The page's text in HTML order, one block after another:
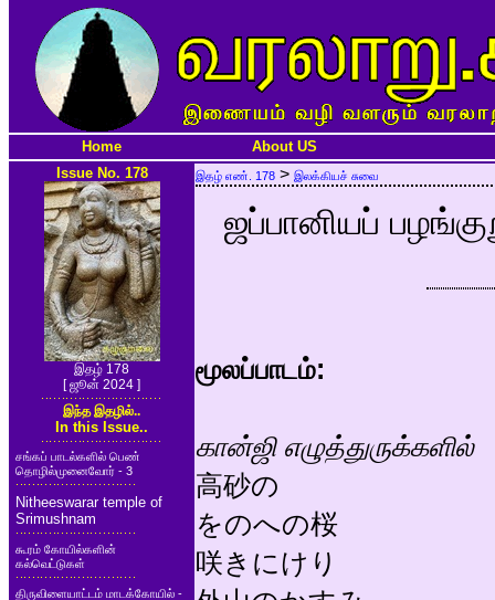
Home
About US
Issue No. 178
இதழ் 178
[ ஜூன் 2024 ]
இந்த இதழில்..
In this Issue..
சங்கப் பாடல்களில் பெண்
தொழில்முனைவோர் - 3
Nitheeswarar temple of
Srimushnam
கூரம் கோயில்களின்
கல்வெட்டுகள்
திருவிளையாட்டம் மாடக்கோயில் -
இதழ் எண். 178 > இலக்கியச் சுவை
ஜப்பானியப்
மூலப்பாடம்:
கான்ஜி எழுத்துருக்களில்
高砂の
をのへの桜
咲きにけり